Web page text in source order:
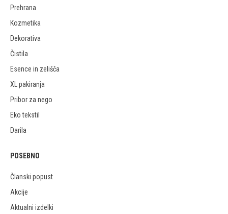
Prehrana
Kozmetika
Dekorativa
Čistila
Esence in zelišča
XL pakiranja
Pribor za nego
Eko tekstil
Darila
POSEBNO
Članski popust
Akcije
Aktualni izdelki